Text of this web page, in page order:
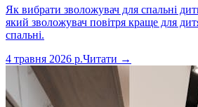
Як вибрати зволожувач для спальні
який зволожувач повітря краще для
спальні.
4 травня 2026 р.Читати →